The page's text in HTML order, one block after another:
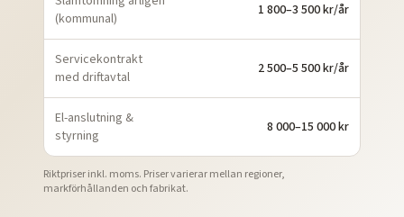
(kommunal)
1 800–3 500 kr/år
Servicekontrakt
med driftavtal
2 500–5 500 kr/år
El-anslutning &
styrning
8 000–15 000 kr
Riktpriser inkl. moms. Priser varierar mellan regioner,
markförhållanden och fabrikat.